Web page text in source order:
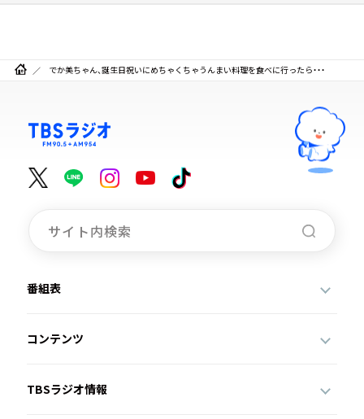
でか美ちゃん、誕生日祝いにめちゃくちゃうんまい料理を食べに行ったら・・・
番組表
コンテンツ
TBSラジオ情報